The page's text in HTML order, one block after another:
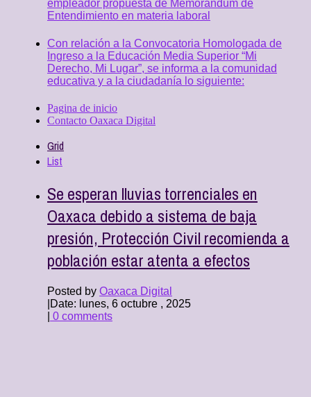
empleador propuesta de Memorándum de
Entendimiento en materia laboral
Con relación a la Convocatoria Homologada de
Ingreso a la Educación Media Superior “Mi
Derecho, Mi Lugar”, se informa a la comunidad
educativa y a la ciudadanía lo siguiente:
Pagina de inicio
Contacto Oaxaca Digital
Grid
List
Se esperan lluvias torrenciales en
Oaxaca debido a sistema de baja
presión, Protección Civil recomienda a
población estar atenta a efectos
Posted by Oaxaca Digital
Date: lunes, 6 octubre , 2025
0 comments